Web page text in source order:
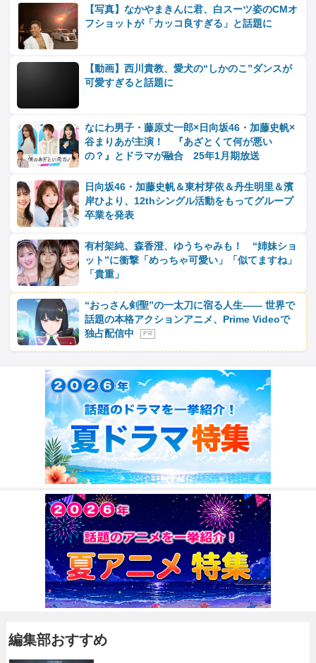
【写真】なかやまきんに君、白スーツ姿のCMオ
フショットが「カッコ良すぎる」と話題に
【動画】西川貴教、愛犬の“しかのこ”ダンスが
可愛すぎると話題に
なにわ男子・藤原丈一郎×日向坂46・加藤史帆×
谷まりあが主演！ 『あざとくて何が悪い
の？』とドラマが融合 25年1月期放送
日向坂46・加藤史帆＆東村芽依＆丹生明里＆濱
岸ひより、12thシングル活動をもってグループ
卒業を発表
有村架純、森香澄、ゆうちゃみも！ “姉妹ショ
ット”に衝撃「めっちゃ可愛い」「似てますね」
「貴重」
“おっさん剣聖”の一太刀に宿る人生―― 世界で
話題の本格アクションアニメ、Prime Videoで
独占配信中
P R
編集部おすすめ